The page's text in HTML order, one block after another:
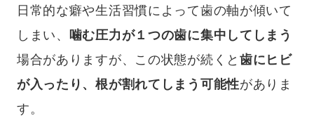
日常的な癖や生活習慣によって歯の軸が傾いて
しまい、 噛む圧力が１つの歯に集中してしまう
場合がありますが、この状態が続くと 歯にヒビ
が入ったり、根が割れてしまう可能性がありま
す。